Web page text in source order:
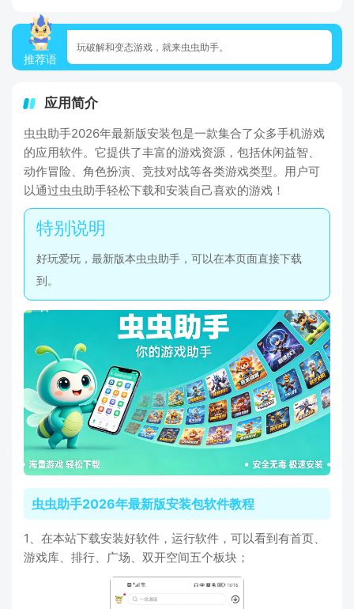
推荐语
玩破解和变态游戏，就来虫虫助手。
应用简介
虫虫助手2026年最新版安装包是一款集合了众多手机游戏
的应用软件。它提供了丰富的游戏资源，包括休闲益智、
动作冒险、角色扮演、竞技对战等各类游戏类型。用户可
以通过虫虫助手轻松下载和安装自己喜欢的游戏！
好玩爱玩，最新版本虫虫助手，可以在本页面直接下载
到。
虫虫助手2026年最新版安装包软件教程
1、在本站下载安装好软件，运行软件，可以看到有首页、
游戏库、排行、广场、双开空间五个板块；